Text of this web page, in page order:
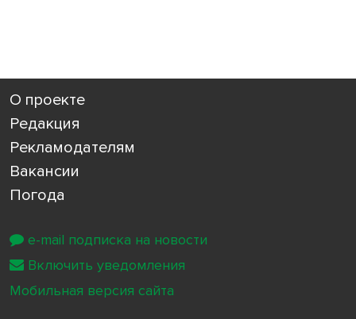
О проекте
Редакция
Рекламодателям
Вакансии
Погода
e-mail подписка на новости
Включить уведомления
Мобильная версия сайта